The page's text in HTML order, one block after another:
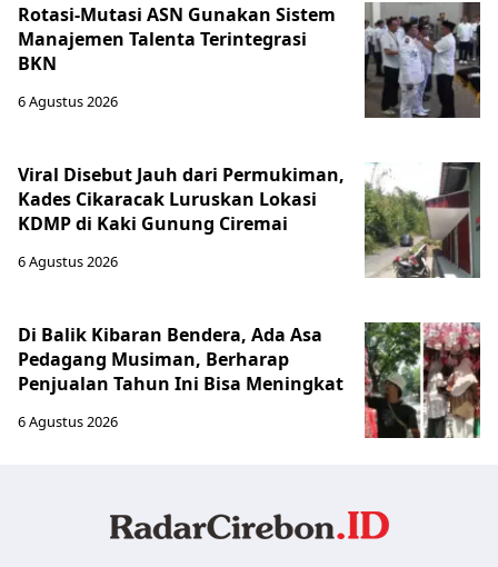
Rotasi-Mutasi ASN Gunakan Sistem
Manajemen Talenta Terintegrasi
BKN
6 Agustus 2026
Viral Disebut Jauh dari Permukiman,
Kades Cikaracak Luruskan Lokasi
KDMP di Kaki Gunung Ciremai
6 Agustus 2026
Di Balik Kibaran Bendera, Ada Asa
Pedagang Musiman, Berharap
Penjualan Tahun Ini Bisa Meningkat
6 Agustus 2026